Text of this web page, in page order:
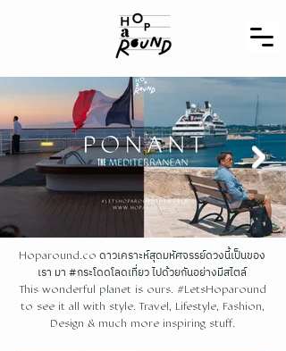
Hoparound.co ดาวเคราะห์สุดมหัศจรรย์ดวงนี้เป็นของ
เรา มา #กระโดดโลดเที่ยว ไปด้วยกันอย่างมีสไตล์
This wonderful planet is ours. #LetsHoparound
to see it all with style. Travel, Lifestyle, Fashion,
Design & much more inspiring stuff.